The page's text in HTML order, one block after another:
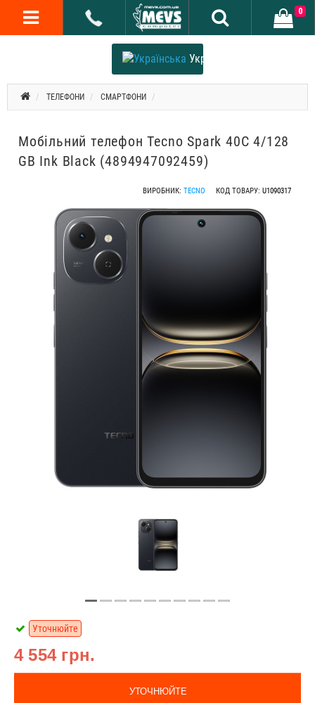
Українська
0
ТЕЛЕФОНИ СМАРТФОНИ
Мобільний телефон Tecno Spark 40C 4/128
GB Ink Black (4894947092459)
ВИРОБНИК: TECNO КОД ТОВАРУ: U1090317
4 554 грн.
Уточнюйте
УТОЧНЮЙТЕ